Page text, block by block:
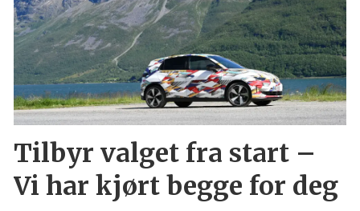
Tilbyr valget fra start –
Vi har kjørt begge for deg